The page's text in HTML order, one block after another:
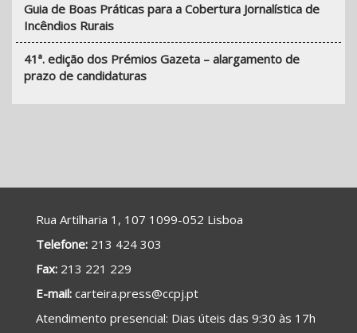
Guia de Boas Práticas para a Cobertura Jornalística de
Incêndios Rurais
41ª. edição dos Prémios Gazeta – alargamento de
prazo de candidaturas
Rua Artilharia 1, 107 1099-052 Lisboa
Telefone: 213 424 303
Fax: 213 221 229
E-mail: carteira.press@ccpj.pt
Atendimento presencial: Dias úteis das 9:30 às 17h